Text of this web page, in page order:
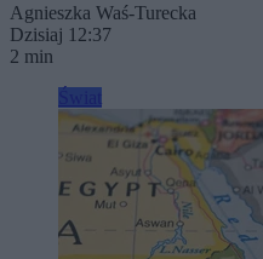
Agnieszka Waś-Turecka
Dzisiaj 12:37
2 min